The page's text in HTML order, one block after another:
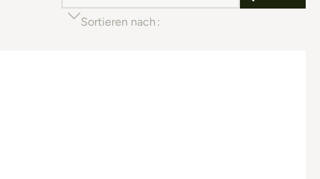
Sortieren nach